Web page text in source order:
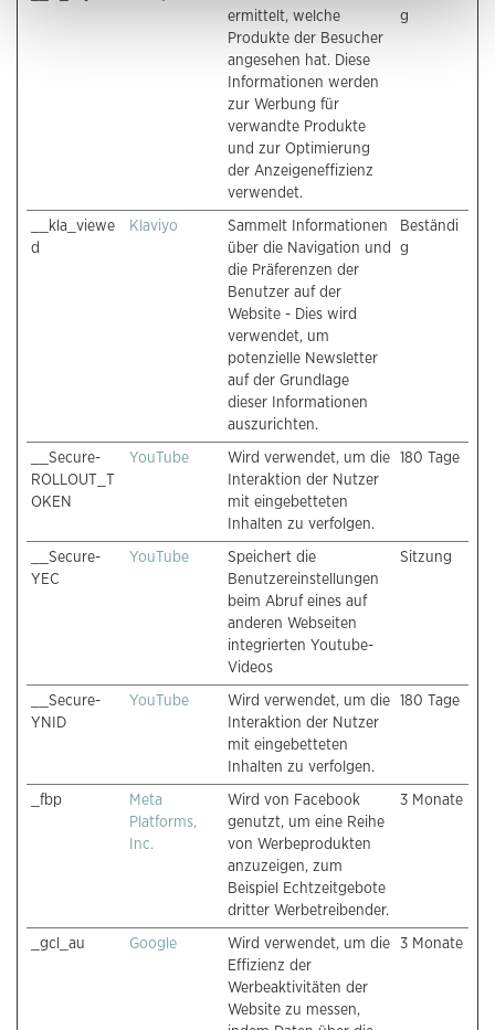
ermittelt, welche
Produkte der Besucher
angesehen hat. Diese
Informationen werden
zur Werbung für
verwandte Produkte
und zur Optimierung
der Anzeigeneffizienz
verwendet.
g
__kla_viewe
d
Klaviyo
Sammelt Informationen
über die Navigation und
die Präferenzen der
Benutzer auf der
Website - Dies wird
verwendet, um
potenzielle Newsletter
auf der Grundlage
dieser Informationen
auszurichten.
Beständi
g
__Secure-
ROLLOUT_T
OKEN
YouTube
Wird verwendet, um die
Interaktion der Nutzer
mit eingebetteten
Inhalten zu verfolgen.
180 Tage
__Secure-
YEC
YouTube
Speichert die
Benutzereinstellungen
beim Abruf eines auf
anderen Webseiten
integrierten Youtube-
Videos
Sitzung
__Secure-
YNID
YouTube
Wird verwendet, um die
Interaktion der Nutzer
mit eingebetteten
Inhalten zu verfolgen.
180 Tage
_fbp
Meta
Platforms,
Inc.
Wird von Facebook
genutzt, um eine Reihe
von Werbeprodukten
anzuzeigen, zum
Beispiel Echtzeitgebote
dritter Werbetreibender.
3 Monate
_gcl_au Google
Wird verwendet, um die
Effizienz der
Werbeaktivitäten der
Website zu messen,
3 Monate